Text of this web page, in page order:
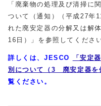
「廃棄物の処理及び清掃に
ついて（通知）（平成27年
れた廃安定器の分解又は解
16日）」を参照してください
詳しくは、 JESCO
「安定
別について（3 廃安定器を
覧ください。